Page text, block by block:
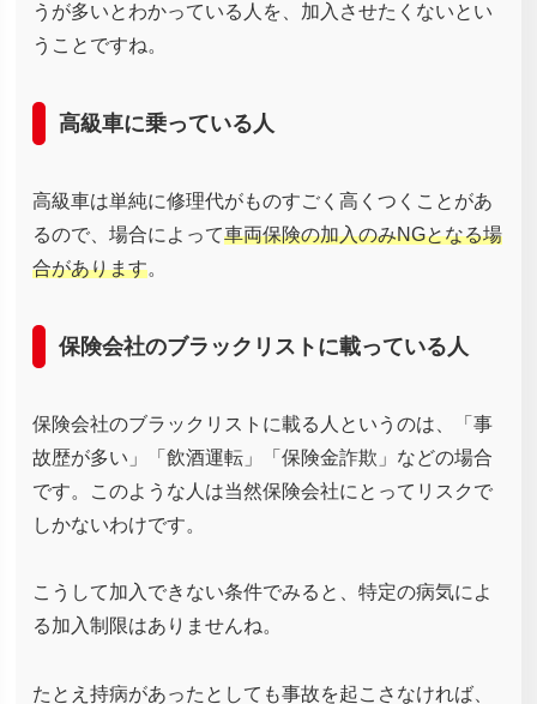
うが多いとわかっている人を、加入させたくないとい
うことですね。
高級車に乗っている人
高級車は単純に修理代がものすごく高くつくことがあ
るので、場合によって車両保険の加入のみNGとなる場
合があります。
保険会社のブラックリストに載っている人
保険会社のブラックリストに載る人というのは、「事
故歴が多い」「飲酒運転」「保険金詐欺」などの場合
です。このような人は当然保険会社にとってリスクで
しかないわけです。
こうして加入できない条件でみると、特定の病気によ
る加入制限はありませんね。
たとえ持病があったとしても事故を起こさなければ、